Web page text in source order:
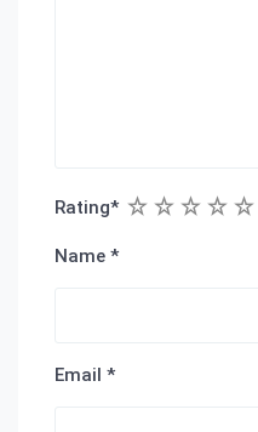
Rating* 5
4
3
2
1
Name *
Email *